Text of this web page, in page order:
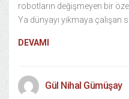
robotların değişmeyen bir
Ya dünyayı yıkmaya
DEVAMI
Gül Nihal Gümüşay